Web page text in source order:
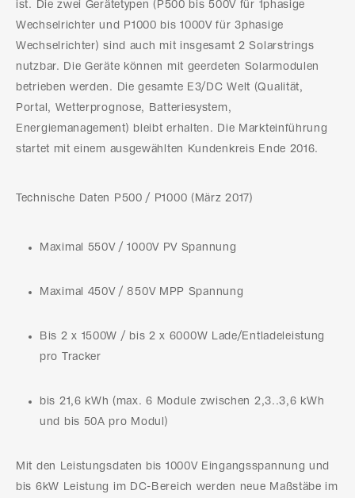
ist. Die zwei Gerätetypen (P500 bis 500V für 1phasige
Wechselrichter und P1000 bis 1000V für 3phasige
Wechselrichter) sind auch mit insgesamt 2 Solarstrings
nutzbar. Die Geräte können mit geerdeten Solarmodulen
betrieben werden. Die gesamte E3/DC Welt (Qualität,
Portal, Wetterprognose, Batteriesystem,
Energiemanagement) bleibt erhalten. Die Markteinführung
startet mit einem ausgewählten Kundenkreis Ende 2016.
Technische Daten P500 / P1000 (März 2017)
Maximal 550V / 1000V PV Spannung
Maximal 450V / 850V MPP Spannung
Bis 2 x 1500W / bis 2 x 6000W Lade/Entladeleistung
pro Tracker
bis 21,6 kWh (max. 6 Module zwischen 2,3..3,6 kWh
und bis 50A pro Modul)
Mit den Leistungsdaten bis 1000V Eingangsspannung und
bis 6kW Leistung im DC-Bereich werden neue Maßstäbe im